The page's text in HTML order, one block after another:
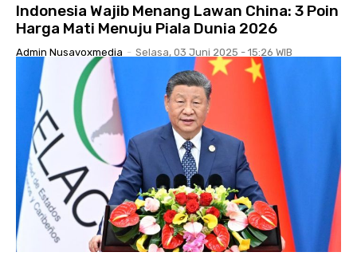
Indonesia Wajib Menang Lawan China: 3 Poin
Harga Mati Menuju Piala Dunia 2026
Admin Nusavoxmedia - Selasa, 03 Juni 2025 - 15:26 WIB